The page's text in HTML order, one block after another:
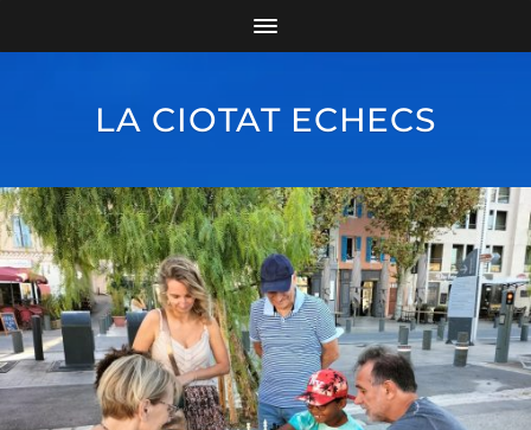
LA CIOTAT ECHECS